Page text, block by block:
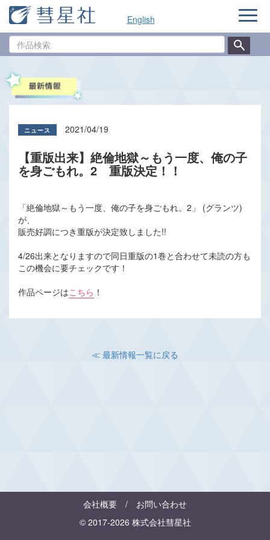
English
品
ナ
ゲ
2021/04/19
【重版出来】絶倫地獄～もう一度、俺の子
を身ごもれ。2 重版決定！！
「絶倫地獄～もう一度、俺の子を身ごもれ。2」 (グランツ)
が、
販売好調につき重版が決定致しました!!
4/26出来となりますので同日重版の1巻と合わせて未読の方も
この機会に要チェックです！
作品ページはこちら ！
≪ 最新情報一覧に戻る
会社概要 / お問い合わせ
© 2017-2026 株式会社彗星社